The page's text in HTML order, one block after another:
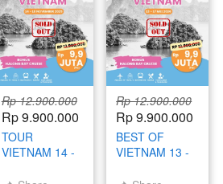
Rp 12.900.000
Rp 9.900.000
TOUR
VIETNAM 14 -
Rp 12.900.000
Rp 9.900.000
BEST OF
VIETNAM 13 -